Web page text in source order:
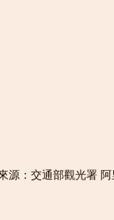
源：交通部觀光署